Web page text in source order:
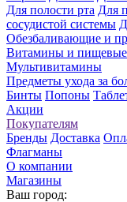
Для полости рта Для
сосудистой системы
Обезбаливающие и
Витамины и пищевые
Мультивитамины
Предметы ухода за
Бинты Попоны
Акции
Покупателям
Бренды Доставка
Флагманы
О компании
Магазины
Ваш город: